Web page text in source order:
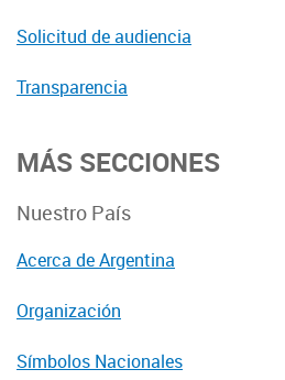
Solicitud de audiencia
Transparencia
MÁS SECCIONES
Nuestro País
Acerca de Argentina
Organización
Símbolos Nacionales